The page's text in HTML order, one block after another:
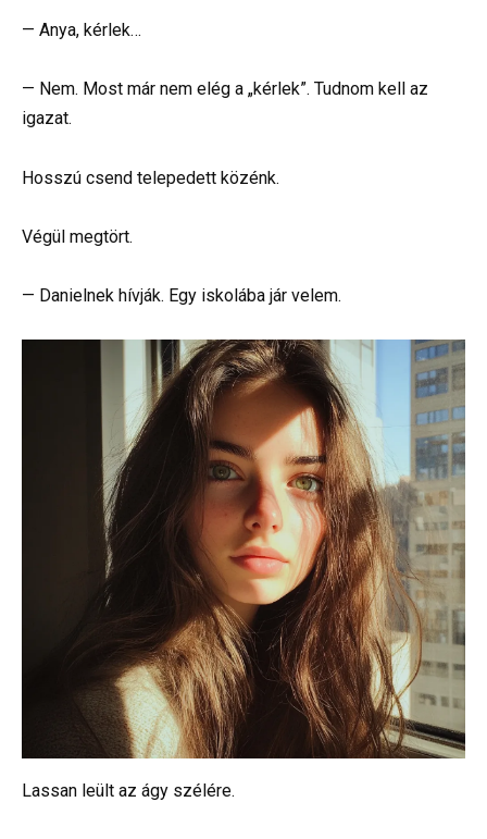
— Anya, kérlek…
— Nem. Most már nem elég a „kérlek”. Tudnom kell az
igazat.
Hosszú csend telepedett közénk.
Végül megtört.
— Danielnek hívják. Egy iskolába jár velem.
Lassan leült az ágy szélére.